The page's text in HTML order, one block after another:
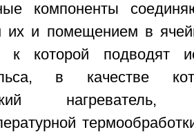
компоненты
и помещением в
к которой подводят
в качестве